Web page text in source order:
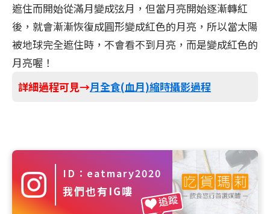
遮住而開始從滿月變成弦月，但當月亮開始逐漸轉紅
後，就會漸漸恢復成圓形變成紅色的月亮，所以當太陽
被地球完全遮住時，不會看不到月亮，而是變成紅色的
月亮喔！
詳細過程可見→月全食(血月)縮時攝影過程
ID：eatmary2020
我們也有IG嘍
追蹤